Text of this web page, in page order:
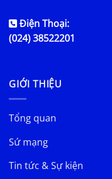
Điện Thoại:
(024) 38522201
GIỚI THIỆU
Tổng quan
Sứ mạng
Tin tức & Sự kiện